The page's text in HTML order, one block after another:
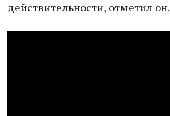
действительности, отметил он.